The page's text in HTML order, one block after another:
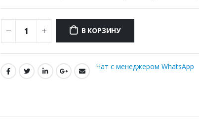
В КОРЗИНУ
Чат с менеджером WhatsApp